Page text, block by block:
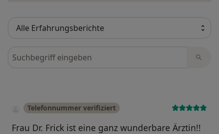
Bewertungen durchsuchen
Telefonnummer verifiziert
Frau Dr. Frick ist eine ganz wunderbare Ärztin!!